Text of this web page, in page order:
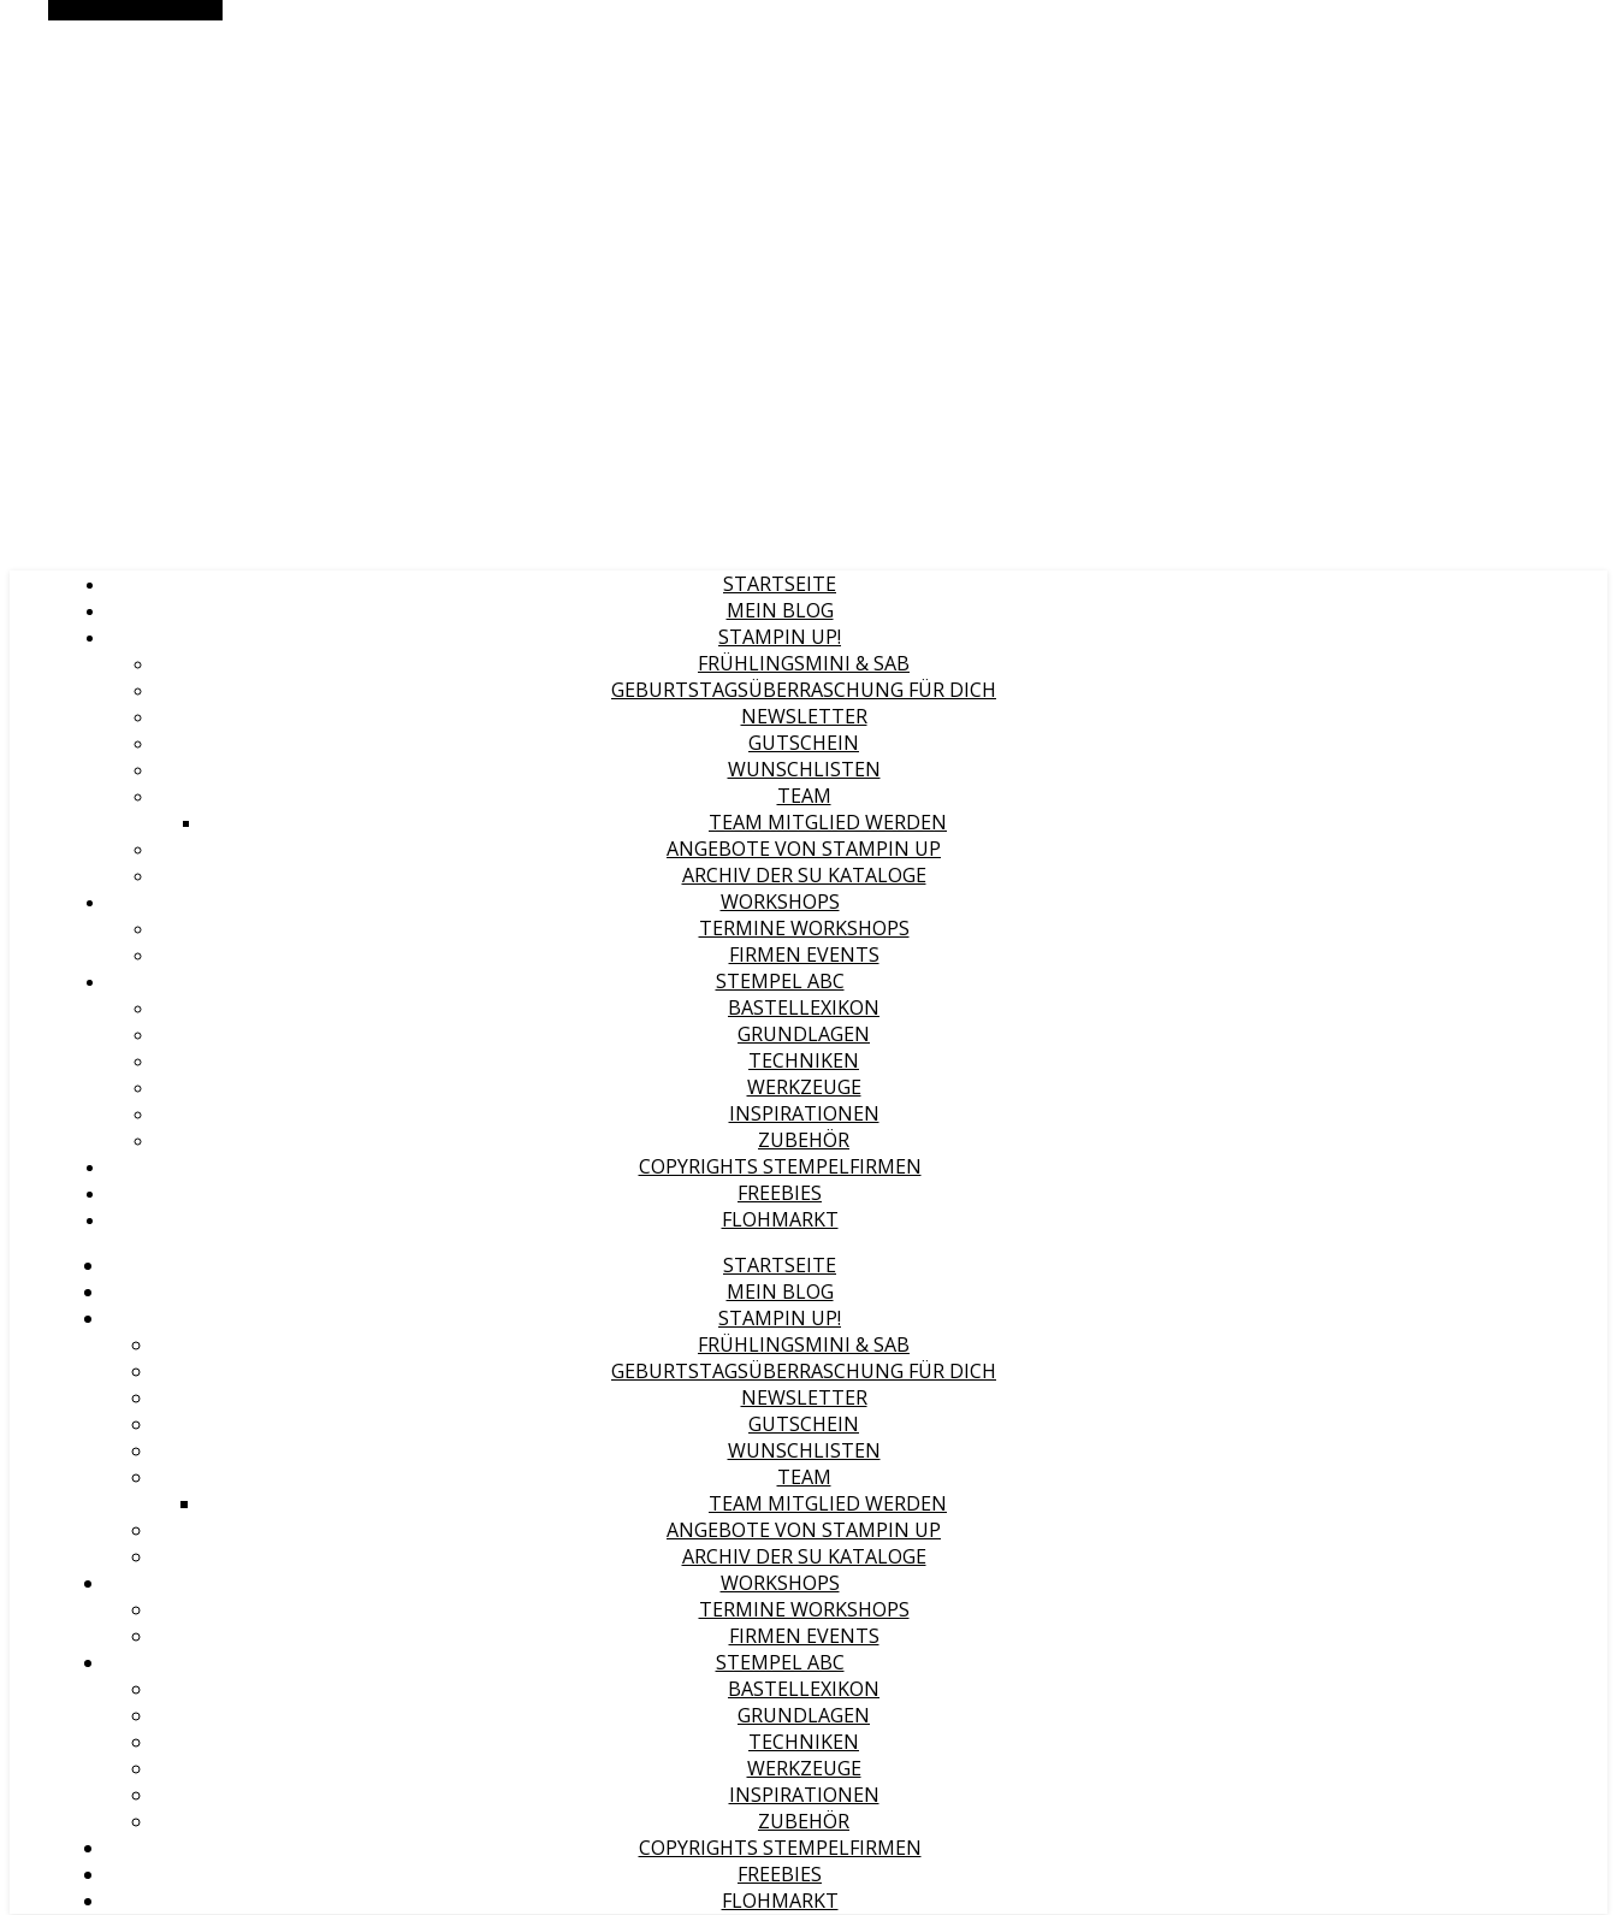
STARTSEITE
MEIN BLOG
STAMPIN UP!
FRÜHLINGSMINI & SAB
GEBURTSTAGSÜBERRASCHUNG FÜR DICH
NEWSLETTER
GUTSCHEIN
WUNSCHLISTEN
TEAM
TEAM MITGLIED WERDEN
ANGEBOTE VON STAMPIN UP
ARCHIV DER SU KATALOGE
WORKSHOPS
TERMINE WORKSHOPS
FIRMEN EVENTS
STEMPEL ABC
BASTELLEXIKON
GRUNDLAGEN
TECHNIKEN
WERKZEUGE
INSPIRATIONEN
ZUBEHÖR
COPYRIGHTS STEMPELFIRMEN
FREEBIES
FLOHMARKT
STARTSEITE
MEIN BLOG
STAMPIN UP!
FRÜHLINGSMINI & SAB
GEBURTSTAGSÜBERRASCHUNG FÜR DICH
NEWSLETTER
GUTSCHEIN
WUNSCHLISTEN
TEAM
TEAM MITGLIED WERDEN
ANGEBOTE VON STAMPIN UP
ARCHIV DER SU KATALOGE
WORKSHOPS
TERMINE WORKSHOPS
FIRMEN EVENTS
STEMPEL ABC
BASTELLEXIKON
GRUNDLAGEN
TECHNIKEN
WERKZEUGE
INSPIRATIONEN
ZUBEHÖR
COPYRIGHTS STEMPELFIRMEN
FREEBIES
FLOHMARKT